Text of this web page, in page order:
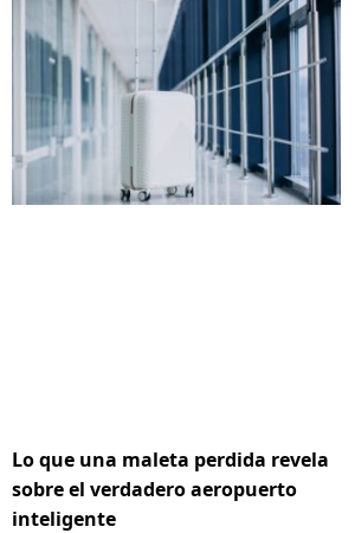
Lo que una maleta perdida revela
sobre el verdadero aeropuerto
inteligente